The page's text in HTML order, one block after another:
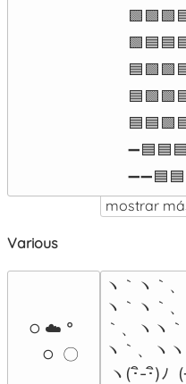
mostrar
Various
੦ ☁️ °
   ੦  〇
ヽ｀ヽ｀
ヽ｀ヽ｀
｀、ヽヽ
ヽ｀、ヽ
ヽ(･ิ-･ิ)ﾉ